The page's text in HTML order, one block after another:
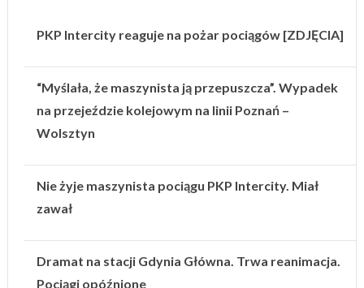
PKP Intercity reaguje na pożar pociągów [ZDJĘCIA]
“Myślała, że maszynista ją przepuszcza”. Wypadek
na przejeździe kolejowym na linii Poznań –
Wolsztyn
Nie żyje maszynista pociągu PKP Intercity. Miał
zawał
Dramat na stacji Gdynia Główna. Trwa reanimacja.
Pociągi opóźnione